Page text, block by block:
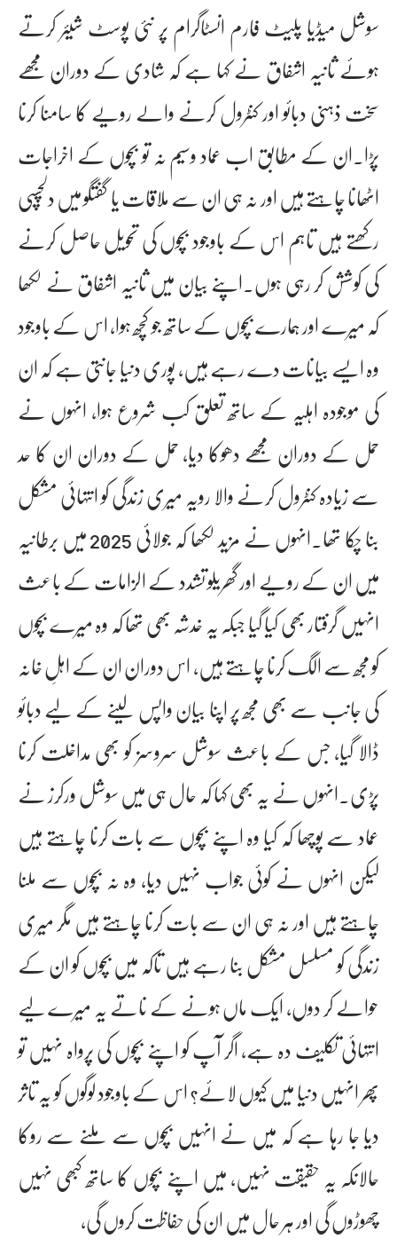
سوشل میڈیا پلیٹ فارم انسٹاگرام پر نئی پوسٹ شیئر کرتے
ہوئے ثانیہ اشفاق نے کہا ہے کہ شادی کے دوران مجھے
سخت ذہنی دبائو اور کنٹرول کرنے والے رویے کا سامنا کرنا
پڑا۔ان کے مطابق اب عماد وسیم نہ تو بچوں کے اخراجات
اٹھانا چاہتے ہیں اور نہ ہی ان سے ملاقات یا گفتگو میں دلچسپی
رکھتے ہیں تاہم اس کے باوجود بچوں کی تحویل حاصل کرنے
کی کوشش کر رہی ہوں۔اپنے بیان میں ثانیہ اشفاق نے لکھا
کہ میرے اور ہمارے بچوں کے ساتھ جو کچھ ہوا، اس کے باوجود
وہ ایسے بیانات دے رہے ہیں، پوری دنیا جانتی ہے کہ ان
کی موجودہ اہلیہ کے ساتھ تعلق کب شروع ہوا، انہوں نے
حمل کے دوران مجھے دھوکا دیا، حمل کے دوران ان کا حد
سے زیادہ کنٹرول کرنے والا رویہ میری زندگی کو انتہائی مشکل
بنا چکا تھا۔انہوں نے مزید لکھا کہ جولائی 2025 میں برطانیہ
میں ان کے رویے اور گھریلو تشدد کے الزامات کے باعث
انہیں گرفتار بھی کیا گیا جبکہ یہ خدشہ بھی تھا کہ وہ میرے بچوں
کو مجھ سے الگ کرنا چاہتے ہیں، اس دوران ان کے اہلِ خانہ
کی جانب سے بھی مجھ پر اپنا بیان واپس لینے کے لیے دبائو
ڈالا گیا، جس کے باعث سوشل سروسز کو بھی مداخلت کرنا
پڑی۔انہوں نے یہ بھی کہا کہ حال ہی میں سوشل ورکرز نے
عماد سے پوچھا کہ کیا وہ اپنے بچوں سے بات کرنا چاہتے ہیں
لیکن انہوں نے کوئی جواب نہیں دیا، وہ نہ بچوں سے ملنا
چاہتے ہیں اور نہ ہی ان سے بات کرنا چاہتے ہیں مگر میری
زندگی کو مسلسل مشکل بنا رہے ہیں تاکہ میں بچوں کو ان کے
حوالے کر دوں، ایک ماں ہونے کے ناتے یہ میرے لیے
انتہائی تکلیف دہ ہے، اگر آپ کو اپنے بچوں کی پرواہ نہیں تو
پھر انہیں دنیا میں کیوں لائے؟ اس کے باوجود لوگوں کو یہ تاثر
دیا جا رہا ہے کہ میں نے انہیں بچوں سے ملنے سے روکا
حالانکہ یہ حقیقت نہیں، میں اپنے بچوں کا ساتھ کبھی نہیں
چھوڑوں گی اور ہر حال میں ان کی حفاظت کروں گی،